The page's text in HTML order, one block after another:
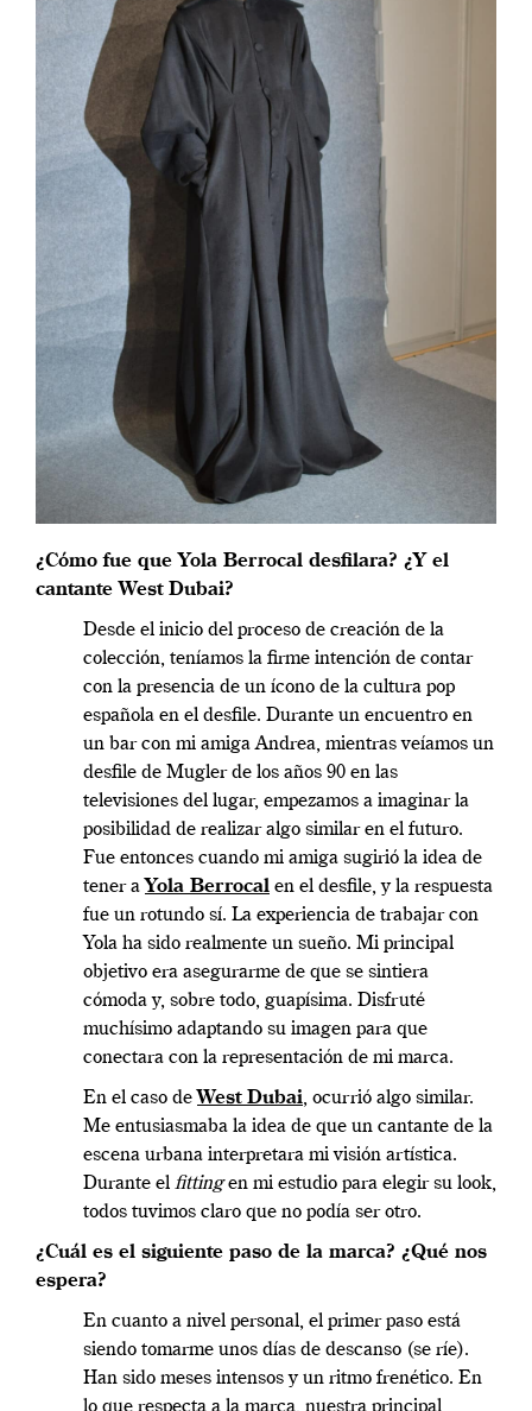
¿Cómo fue que Yola Berrocal desfilara? ¿Y el
cantante West Dubai?
Desde el inicio del proceso de creación de la
colección, teníamos la firme intención de contar
con la presencia de un ícono de la cultura pop
española en el desfile. Durante un encuentro en
un bar con mi amiga Andrea, mientras veíamos un
desfile de Mugler de los años 90 en las
televisiones del lugar, empezamos a imaginar la
posibilidad de realizar algo similar en el futuro.
Fue entonces cuando mi amiga sugirió la idea de
tener a Yola Berrocal en el desfile, y la respuesta
fue un rotundo sí. La experiencia de trabajar con
Yola ha sido realmente un sueño. Mi principal
objetivo era asegurarme de que se sintiera
cómoda y, sobre todo, guapísima. Disfruté
muchísimo adaptando su imagen para que
conectara con la representación de mi marca.
En el caso de West Dubai, ocurrió algo similar.
Me entusiasmaba la idea de que un cantante de la
escena urbana interpretara mi visión artística.
Durante el fittingen mi estudio para elegir su look,
todos tuvimos claro que no podía ser otro.
¿Cuál es el siguiente paso de la marca? ¿Qué nos
espera?
En cuanto a nivel personal, el primer paso está
siendo tomarme unos días de descanso (se ríe).
Han sido meses intensos y un ritmo frenético. En